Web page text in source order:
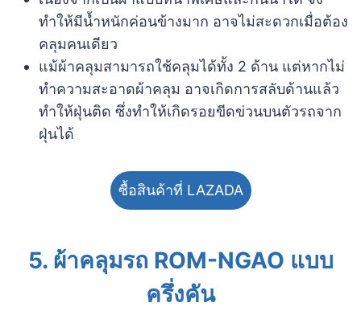
ทำให้มีน้ำหนักค่อนข้างมาก อาจไม่สะดวกเมื่อต้อง
คลุมคนเดียว
แม้ผ้าคลุมสามารถใช้คลุมได้ทั้ง 2 ด้าน แต่หากไม่
ทำความสะอาดผ้าคลุม อาจเกิดการสลับด้านแล้ว
ทำให้ฝุ่นติด ซึ่งทำให้เกิดรอยขีดข่วนบนตัวรถจาก
ฝุ่นได้
ซื้อสินค้าที่ LAZADA
5. ผ้าคลุมรถ ROM-NGAO แบบ
ครึ่งคัน